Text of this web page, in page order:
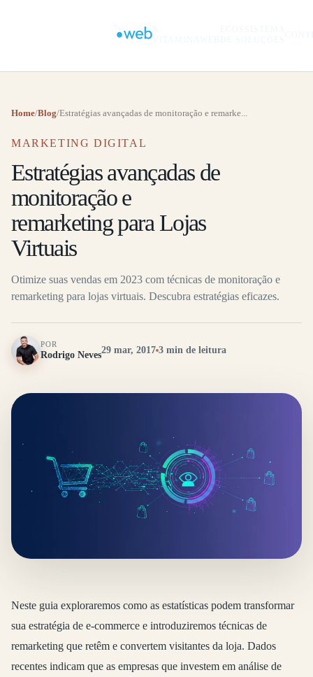
Home/Blog/Estratégias avançadas de monitoração e remarke...
MARKETING DIGITAL
Estratégias avançadas de
monitoração e
remarketing para Lojas
Virtuais
Otimize suas vendas em 2023 com técnicas de monitoração e
remarketing para lojas virtuais. Descubra estratégias eficazes.
POR
Rodrigo Neves29 mar, 2017 3 min de leitura
Neste guia exploraremos como as estatísticas podem transformar
sua estratégia de e-commerce e introduziremos técnicas de
remarketing que retêm e convertem visitantes da loja. Dados
recentes indicam que as empresas que investem em análise de